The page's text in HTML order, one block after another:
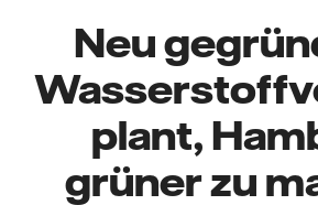
Neu
plant,
grüner zu